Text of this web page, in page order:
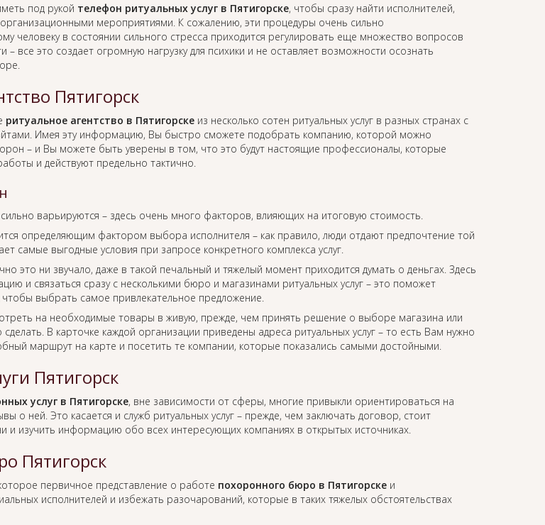
под рукой телефон ритуальных услуг в Пятигорске, чтобы сразу найти исполнителей,
мероприятиями. К сожалению, эти процедуры очень сильно
человеку в состоянии сильного стресса приходится регулировать еще множество вопросов
– все это создает огромную нагрузку для психики и не оставляет возможности осознать
Пятигорск
ритуальное агентство в Пятигорскеиз несколько сотен ритуальных услуг в разных странах с
Имея эту информацию, Вы быстро сможете подобрать компанию, которой можно
– и Вы можете быть уверены в том, что это будут настоящие профессионалы, которые
и действуют предельно тактично.
варьируются – здесь очень много факторов, влияющих на итоговую стоимость.
определяющим фактором выбора исполнителя – как правило, люди отдают предпочтение той
самые выгодные условия при запросе конкретного комплекса услуг.
это ни звучало, даже в такой печальный и тяжелый момент приходится думать о деньгах. Здесь
и связаться сразу с несколькими бюро и магазинами ритуальных услуг – это поможет
выбрать самое привлекательное предложение.
на необходимые товары в живую, прежде, чем принять решение о выборе магазина или
В карточке каждой организации приведены адреса ритуальных услуг – то есть Вам нужно
маршрут на карте и посетить те компании, которые показались самыми достойными.
Пятигорск
услуг в Пятигорске, вне зависимости от сферы, многие привыкли ориентироваться на
о ней. Это касается и служб ритуальных услуг – прежде, чем заключать договор, стоит
и изучить информацию обо всех интересующих компаниях в открытых источниках.
Пятигорск
первичное представление о работе похоронного бюро в Пятигорскеи
исполнителей и избежать разочарований, которые в таких тяжелых обстоятельствах